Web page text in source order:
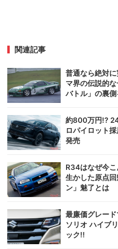
関連記事
普通なら絶対
マ界の伝説的
バトル」の裏
約800万円!?
ロパイロット
発売
R34はなぜ今
生かした原点
ン」魅了とは
最廉価グレー
ソリオ ハイブ
ック!!